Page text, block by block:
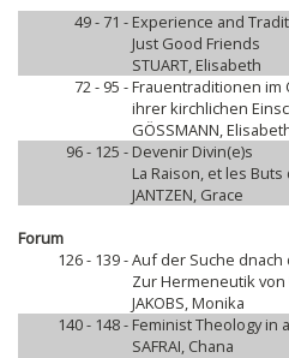
49 - 71 - Experience and
Just Good Friends
STUART, Elisabeth
72 - 95 -Frauentraditionen im
ihrer kirchlichen
GÖSSMANN,
96 - 125 - Devenir Divin(e)s
La Raison, et les
JANTZEN, Grace
Forum
126 - 139 -Auf der Suche
Zur Hermeneutik
JAKOBS, Monika
140 - 148 - Feminist Theology in
SAFRAI, Chana